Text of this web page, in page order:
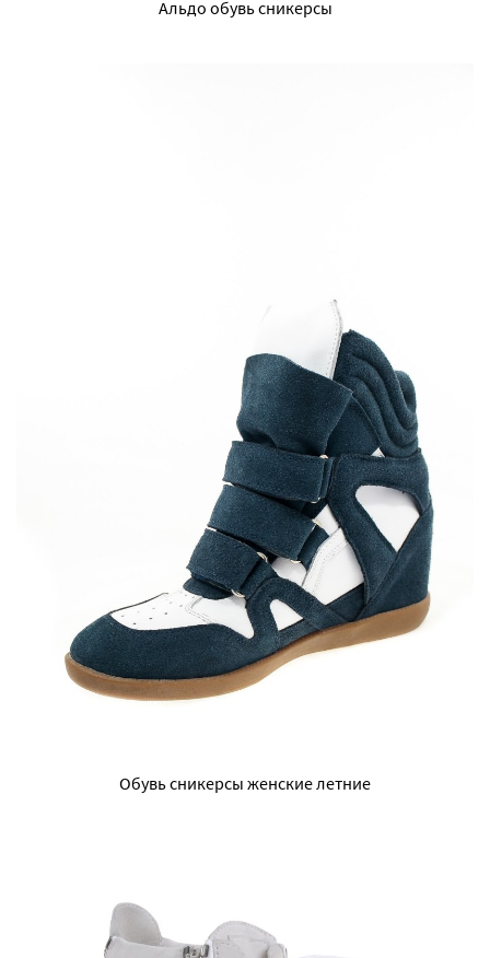
Альдо обувь сникерсы
Обувь сникерсы женские летние